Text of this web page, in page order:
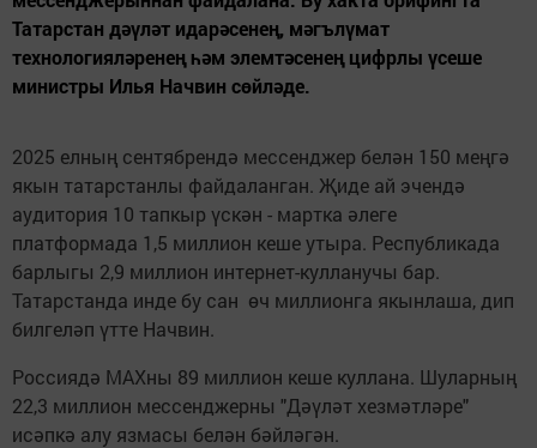
Татарстан дәүләт идарәсенең, мәгълүмат
технологияләренең һәм элемтәсенең цифрлы үсеше
министры Илья Начвин сөйләде.
2025 елның сентябрендә мессенджер белән 150 меңгә
якын татарстанлы файдаланган. Җиде ай эчендә
аудитория 10 тапкыр үскән - мартка әлеге
платформада 1,5 миллион кеше утыра. Республикада
барлыгы 2,9 миллион интернет-кулланучы бар.
Татарстанда инде бу сан өч миллионга якынлаша, дип
билгеләп үтте Начвин.
Россиядә МАХны 89 миллион кеше куллана. Шуларның
22,3 миллион мессенджерны "Дәүләт хезмәтләре"
исәпкә алу язмасы белән бәйләгән.